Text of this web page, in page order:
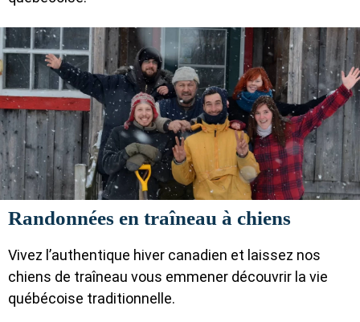
Randonnées en traîneau à chiens
Vivez l’authentique hiver canadien et laissez nos
chiens de traîneau vous emmener découvrir la vie
québécoise traditionnelle.